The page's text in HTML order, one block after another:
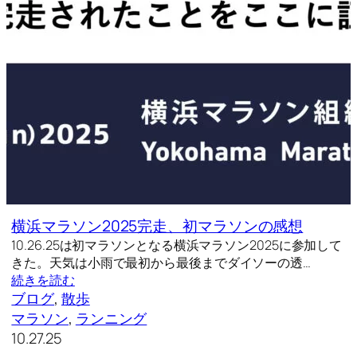
横浜マラソン2025完走、初マラソンの感想
10.26.25は初マラソンとなる横浜マラソン2025に参加して
きた。天気は小雨で最初から最後までダイソーの透…
続きを読む
ブログ, 散歩
マラソン, ランニング
10.27.25